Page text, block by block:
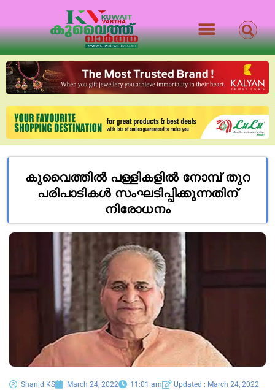
കുവൈത്തിൽ പള്ളികളിൽ നോമ്പ്‌ തുറ
പരിപാടികൾ സംഘടിപ്പിക്കുന്നതിന്
നിരോധനം
Shanid KS March 24, 2022 11:01 am
Updated : March 24, 2022